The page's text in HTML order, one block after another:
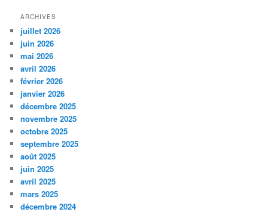
ARCHIVES
juillet 2026
juin 2026
mai 2026
avril 2026
février 2026
janvier 2026
décembre 2025
novembre 2025
octobre 2025
septembre 2025
août 2025
juin 2025
avril 2025
mars 2025
décembre 2024